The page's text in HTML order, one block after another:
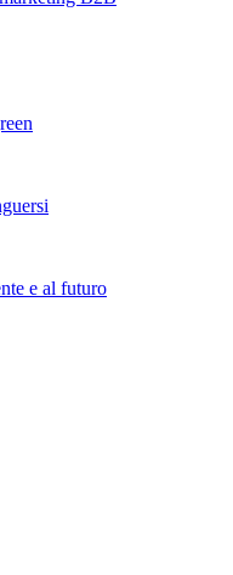
e al futuro